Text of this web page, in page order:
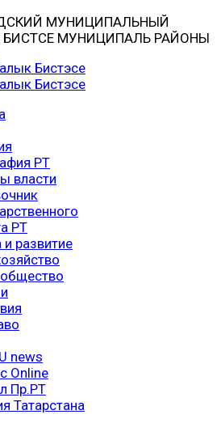
МУНИЦИПАЛЬНЫЙ
МУНИЦИПАЛЬ РАЙОНЫ
РТ
власти
РТ
развитие
общество
news
Online
Пр.РТ
Татарстана